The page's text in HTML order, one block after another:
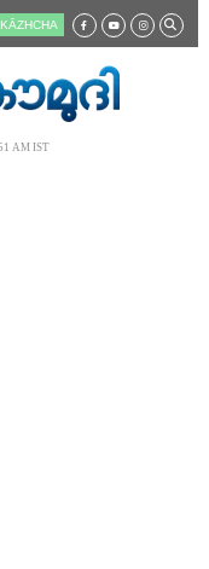
KĀZHCHA
AM IST